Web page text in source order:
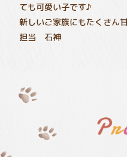
ても可愛い子です♪
新しいご家族にもたくさん甘
担当 石神